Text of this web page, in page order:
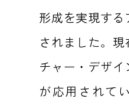
形成を実現す
されました。
チャー・デザ
が応用されて